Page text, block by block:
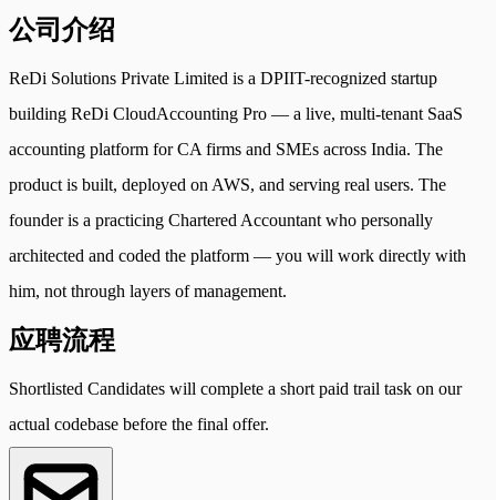
公司介绍
ReDi Solutions Private Limited is a DPIIT-recognized startup
building ReDi CloudAccounting Pro — a live, multi-tenant SaaS
accounting platform for CA firms and SMEs across India. The
product is built, deployed on AWS, and serving real users. The
founder is a practicing Chartered Accountant who personally
architected and coded the platform — you will work directly with
him, not through layers of management.
应聘流程
Shortlisted Candidates will complete a short paid trail task on our
actual codebase before the final offer.